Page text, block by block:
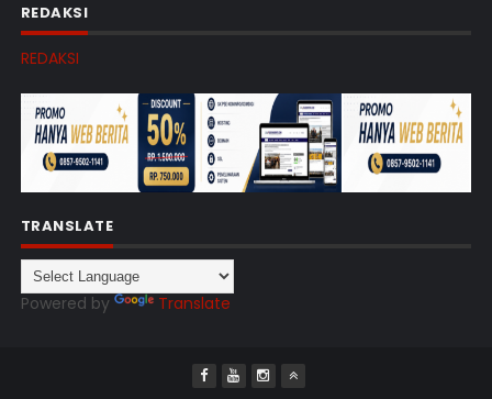
REDAKSI
REDAKSI
TRANSLATE
Powered by Translate